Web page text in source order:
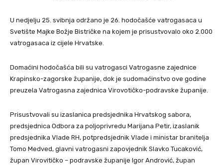
U nedjelju 25. svibnja održano je 26. hodočašće vatrogasaca u
Svetište Majke Božje Bistričke na kojem je prisustvovalo oko 2.000
vatrogasaca iz cijele Hrvatske.
Domaćini hodočašća bili su vatrogasci Vatrogasne zajednice
Krapinsko-zagorske županije, dok je sudomaćinstvo ove godine
preuzela Vatrogasna zajednica Virovotičko-podravske županije.
Prisustvovali su izaslanica predsjednika Hrvatskog sabora,
predsjednica Odbora za poljoprivredu Marijana Petir, izaslanik
predsjednika Vlade RH, potpredsjednik Vlade i ministar branitelja
Tomo Medved, glavni vatrogasni zapovjednik Slavko Tucaković,
župan Virovitičko – podravske županije Igor Andrović, župan